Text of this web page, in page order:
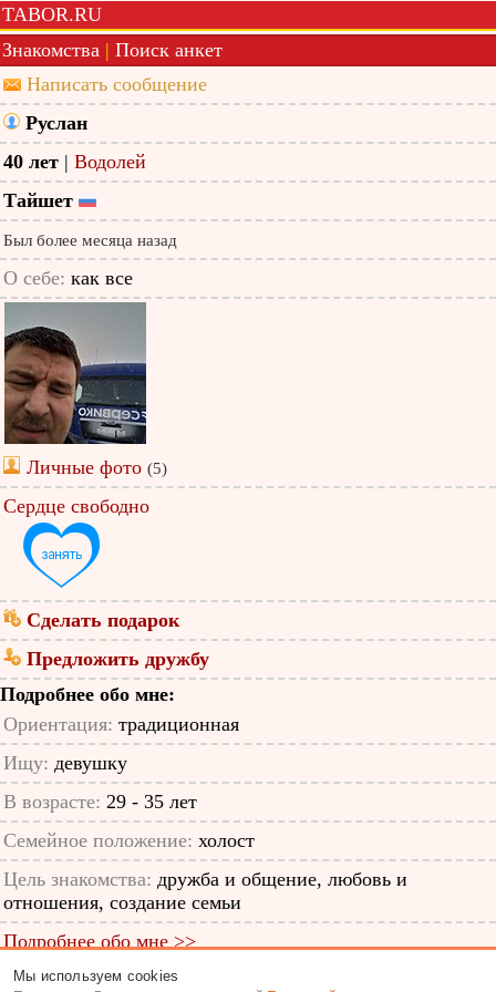
TABOR.RU
Знакомства | Поиск анкет
Написать сообщение
Руслан
40 лет | Водолей
Тайшет
Был более месяца назад
О себе: как все
Личные фото (5)
Сердце свободно
Сделать подарок
Предложить дружбу
Подробнее обо мне:
Ориентация: традиционная
Ищу: девушку
В возрасте: 29 - 35 лет
Семейное положение: холост
Цель знакомства: дружба и общение, любовь и
отношения, создание семьи
Подробнее обо мне >>
ID анкеты: 12780658
Мы используем cookies